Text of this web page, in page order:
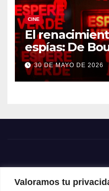
Valoramos tu
CINE
El
espías: De
Treadstone
30 DE MAYO DE 2026